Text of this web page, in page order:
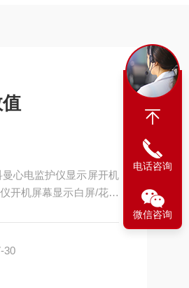
心电监护仪显示屏开机
开机屏幕显示白屏/花屏
30
电话咨询
微信咨询